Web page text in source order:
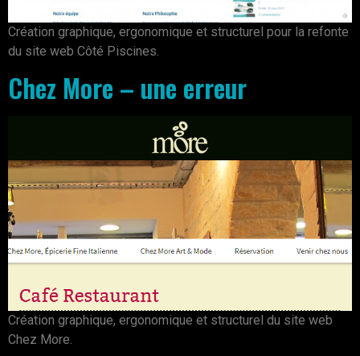
Création graphique, ergonomique et structurel pour la refonte
du site web Côté Piscines.
Chez More – une erreur
Création graphique, ergonomique et structurel du site web
Chez More.